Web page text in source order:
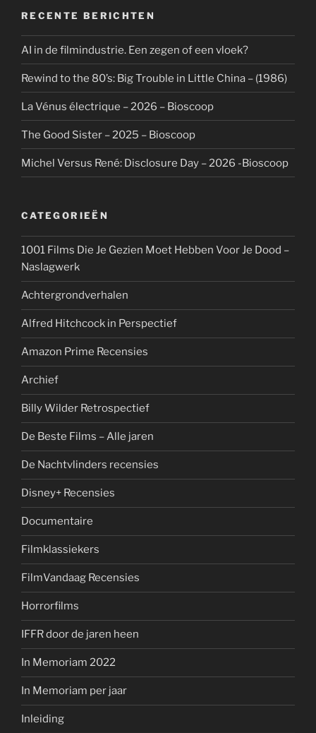
RECENTE BERICHTEN
AI in de filmindustrie. Een zegen of een vloek?
Rewind to the 80’s: Big Trouble in Little China – (1986)
La Vénus électrique – 2026 – Bioscoop
The Good Sister – 2025 – Bioscoop
Michel Versus René: Disclosure Day – 2026 -Bioscoop
CATEGORIEËN
1001 Films Die Je Gezien Moet Hebben Voor Je Dood –
Naslagwerk
Achtergrondverhalen
Alfred Hitchcock in Perspectief
Amazon Prime Recensies
Archief
Billy Wilder Retrospectief
De Beste Films – Alle jaren
De Nachtvlinders recensies
Disney+ Recensies
Documentaire
Filmklassiekers
FilmVandaag Recensies
Horrorfilms
IFFR door de jaren heen
In Memoriam 2022
In Memoriam per jaar
Inleiding